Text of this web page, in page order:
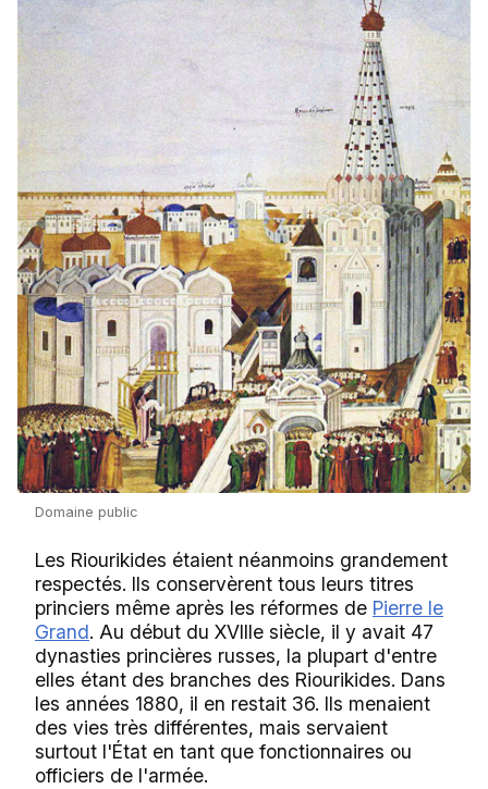
Domaine public
Les Riourikides étaient néanmoins grandement
respectés. Ils conservèrent tous leurs titres
princiers même après les réformes de Pierre le
Grand. Au début du XVIIIe siècle, il y avait 47
dynasties princières russes, la plupart d'entre
elles étant des branches des Riourikides. Dans
les années 1880, il en restait 36. Ils menaient
des vies très différentes, mais servaient
surtout l'État en tant que fonctionnaires ou
officiers de l'armée.